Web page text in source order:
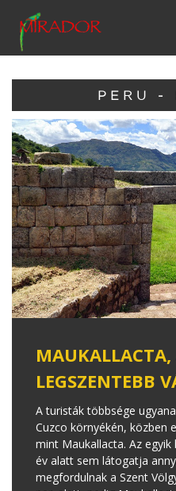
PERU -
LEGSZENTEBB
A turisták többsége
Cuzco környékén, közben
mint Maukallacta. Az
év alatt sem látogatja
megfordulnak a Szent